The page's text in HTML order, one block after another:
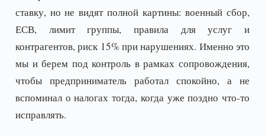
ставку, но не видят полной картины: военный сбор,
ЕСВ, лимит группы, правила для услуг и
контрагентов, риск 15% при нарушениях. Именно это
мы и берем под контроль в рамках сопровождения,
чтобы предприниматель работал спокойно, а не
вспоминал о налогах тогда, когда уже поздно что-то
исправлять.